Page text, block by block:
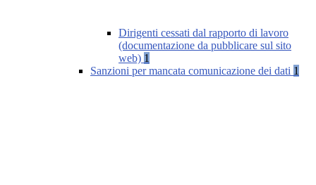
Dirigenti cessati dal rapporto di lavoro
(documentazione da pubblicare sul sito
web) 1
Sanzioni per mancata comunicazione dei dati 1